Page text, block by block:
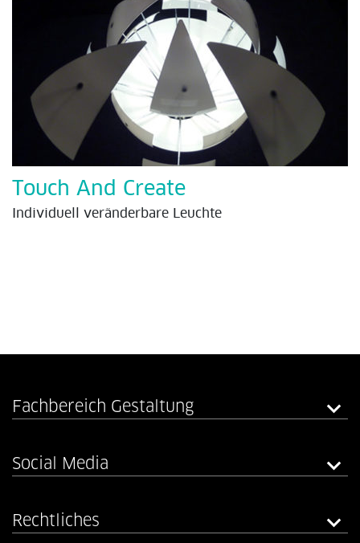
Touch And Create
Individuell veränderbare Leuchte
Fachbereich Gestaltung
Social Media
Rechtliches